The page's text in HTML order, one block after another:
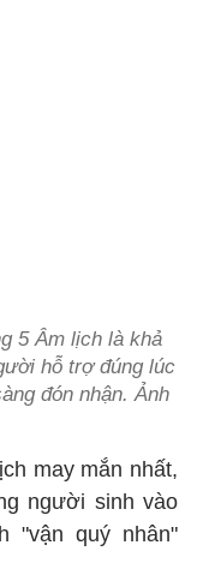
5 Âm lịch là khả
hỗ trợ đúng lúc
đón nhận. Ảnh
may mắn nhất,
người sinh vào
"vận quý nhân"